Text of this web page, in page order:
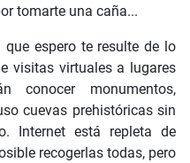
tomarte una caña...
espero te resulte de lo
visitas virtuales a lugares
conocer monumentos,
cuevas prehistóricas sin
Internet está repleta de
recogerlas todas, pero